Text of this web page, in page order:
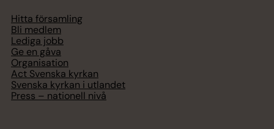
Hitta församling
Bli medlem
Lediga jobb
Ge en gåva
Organisation
Act Svenska kyrkan
Svenska kyrkan i utlandet
Press – nationell nivå